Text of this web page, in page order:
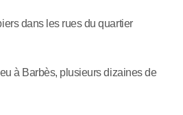
dans les rues du quartier
à Barbès, plusieurs dizaines de